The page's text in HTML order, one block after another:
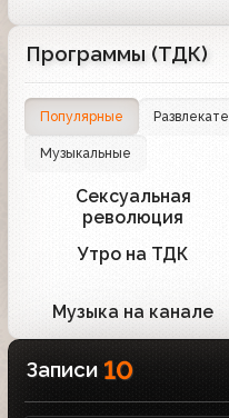
Программы (ТДК)
Популярные
Музыкальные
Сексуальная
революция
Утро на ТДК
Музыка на канале
Записи 10